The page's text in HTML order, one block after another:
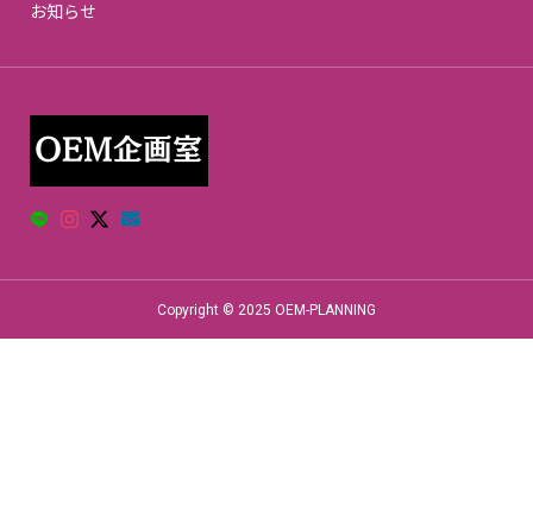
お知らせ
Copyright © 2025 OEM-PLANNING